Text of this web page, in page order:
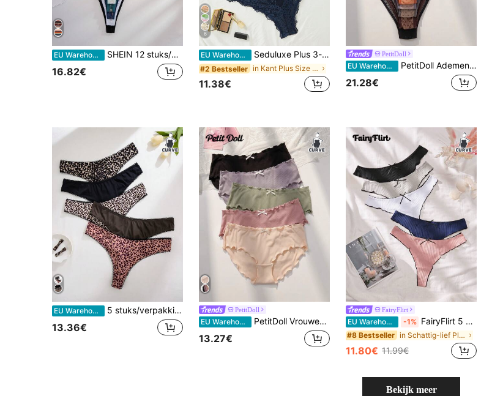
EU Warehouse SHEIN 12 stuks/verpakking Plus Size Dames Stringtanga met Kant en Strikje
16.82€
6
EU Warehouse Seduluxe Plus 3-packs gekruiste kanten slipje-lingerie
#2 Bestseller in Kant Plus Size Slipjes
11.38€
PetitDoll
EU Warehouse PetitDoll Ademend Grote maten hartjacquard mesh slipje (12 stuks/set)
21.28€
EU Warehouse 5 stuks/verpakking met luipaardprint, plus size string, Casual-serie
13.36€
PetitDoll
EU Warehouse PetitDoll Vrouwen Grote maten Ondergoed Versierd Met Strik
13.27€
FairyFlirt
EU Warehouse -1% FairyFlirt 5 st./set Vrouwen Grote maten Kleur Het blokkeren van Slipjes
#8 Bestseller in Schattig-lief Plus Size Slipjes
11.80€ 11.99€
Bekijk meer